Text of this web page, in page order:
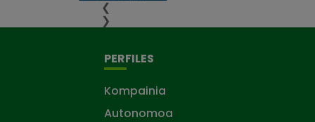
❮
❯
PERFILES
Kompainia
Autonomoa